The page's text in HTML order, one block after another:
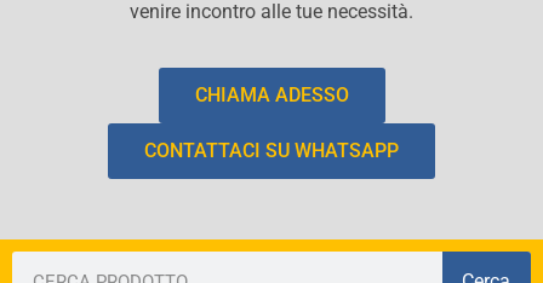
venire incontro alle tue necessità.
CHIAMA ADESSO
CONTATTACI SU WHATSAPP